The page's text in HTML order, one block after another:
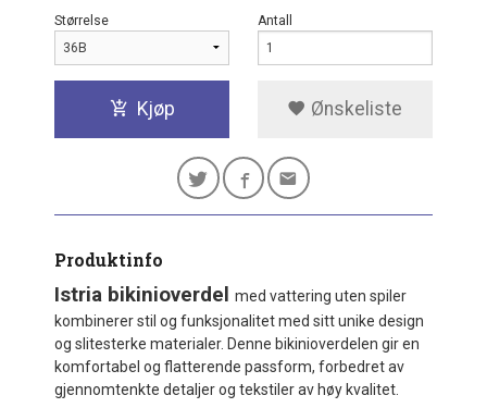
Størrelse Antall
Kjøp Ønskeliste
Produktinfo
Istria bikinioverdel
med vattering uten spiler
kombinerer stil og funksjonalitet med sitt unike design
og slitesterke materialer. Denne bikinioverdelen gir en
komfortabel og flatterende passform, forbedret av
gjennomtenkte detaljer og tekstiler av høy kvalitet.